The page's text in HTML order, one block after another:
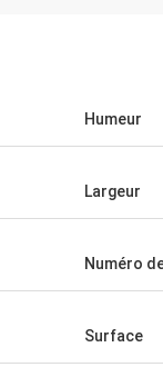
Humeur
Largeur
Numéro
Surface